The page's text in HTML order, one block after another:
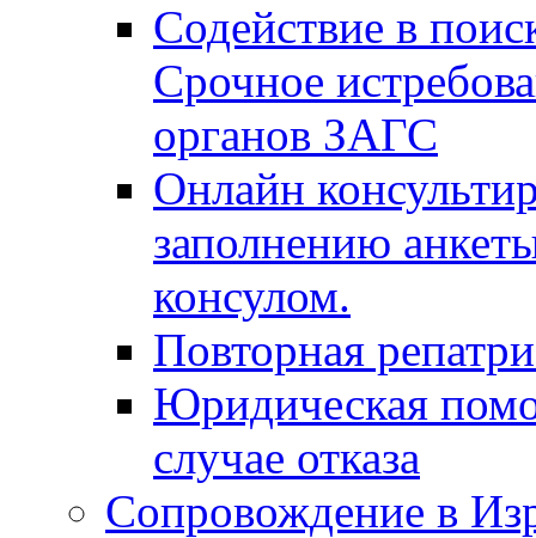
Содействие в
Срочное
органов ЗАГС
Онлайн
заполнению
консулом.
Повторная
Юридическая
случае отказа
Сопровождение в